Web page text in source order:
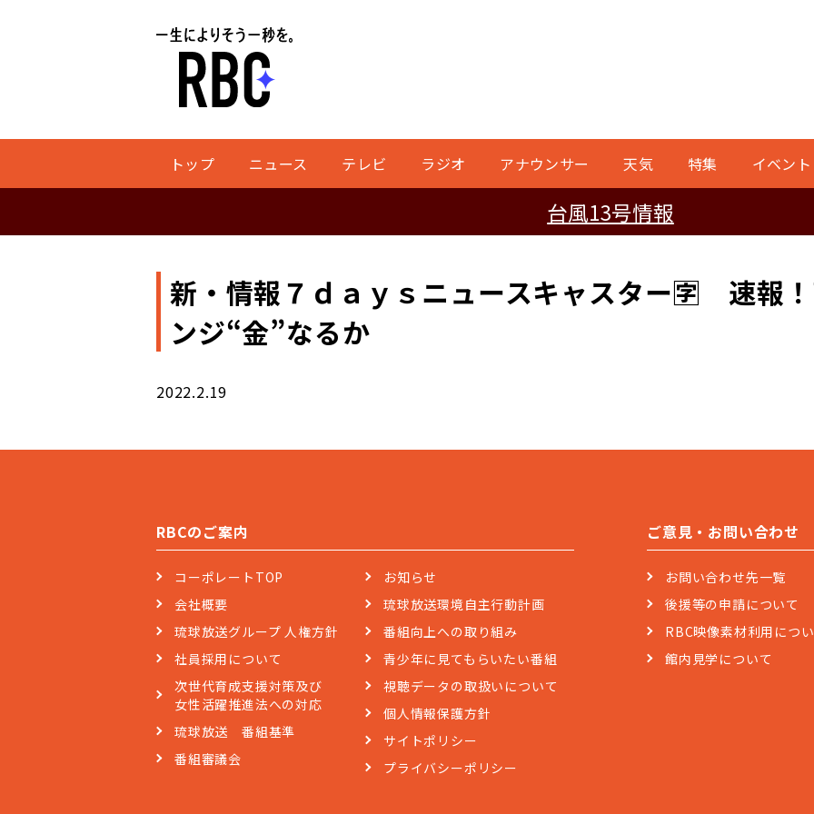
トップ ニュース テレビ ラジオ アナウンサー 天気 特集 イベント
台風13号情報
新・情報７ｄａｙｓニュースキャスター🈑 速報
ンジ“金”なるか
2022.2.19
RBCのご案内
コーポレートTOP
会社概要
琉球放送グループ 人権方針
社員採用について
次世代育成支援対策及び
女性活躍推進法への対応
琉球放送 番組基準
番組審議会
お知らせ
琉球放送環境自主行動計画
番組向上への取り組み
青少年に見てもらいたい番組
視聴データの取扱いについて
個人情報保護方針
サイトポリシー
プライバシーポリシー
ご意見・お問い合わせ
お問い合わせ先一覧
後援等の申請について
RBC映像素材利用につ
館内見学について